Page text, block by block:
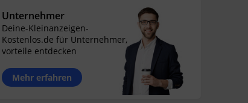
Unternehmer
Deine-Kleinanzeigen-
Kostenlos.de für Unternehmer,
vorteile entdecken
Mehr erfahren